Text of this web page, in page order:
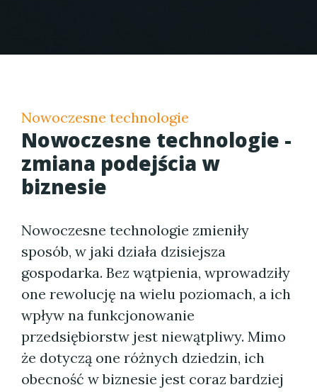
Nowoczesne technologie
Nowoczesne technologie -
zmiana podejścia w
biznesie
Nowoczesne technologie zmieniły
sposób, w jaki działa dzisiejsza
gospodarka. Bez wątpienia, wprowadziły
one rewolucję na wielu poziomach, a ich
wpływ na funkcjonowanie
przedsiębiorstw jest niewątpliwy. Mimo
że dotyczą one różnych dziedzin, ich
obecność w biznesie jest coraz bardziej